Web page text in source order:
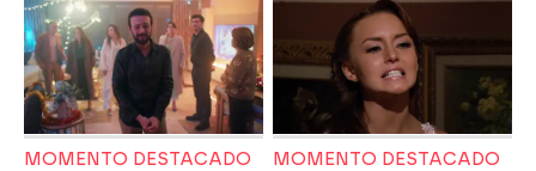
MOMENTO DESTACADO MOMENTO DESTACADO